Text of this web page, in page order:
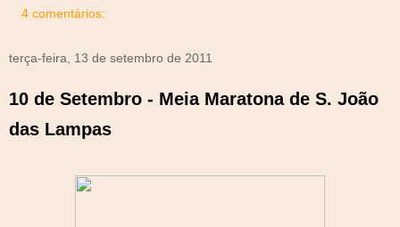
4 comentários:
terça-feira, 13 de setembro de 2011
10 de Setembro - Meia Maratona de S. João
das Lampas